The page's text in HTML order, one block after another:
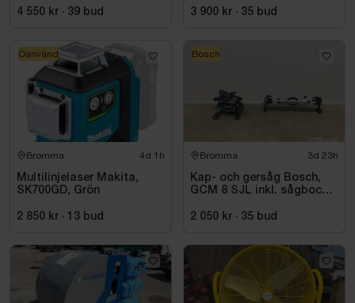
4 550 kr · 39 bud 3 900 kr · 35 bud
Bromma 4d 1h
Multilinjelaser Makita,
SK700GD, Grön
2 850 kr · 13 bud
Oanvänd
Bromma 3d 23h
Kap- och gersåg Bosch,
GCM 8 SJL inkl. sågbock
2 050 kr · 35 bud
Bosch